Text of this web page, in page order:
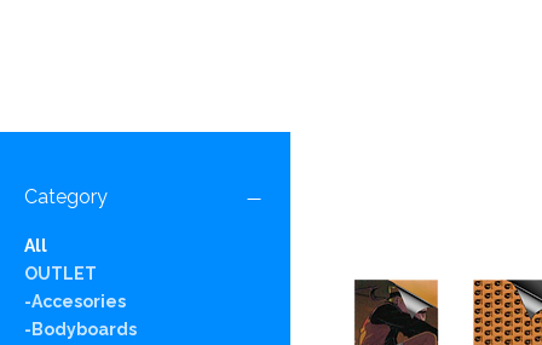
Category
All
OUTLET
-Accesories
-Bodyboards